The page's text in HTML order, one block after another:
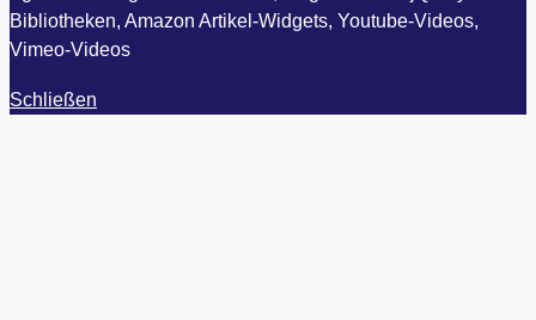
Bibliotheken, Amazon Artikel-Widgets, Youtube-Videos,
Vimeo-Videos
Schließen